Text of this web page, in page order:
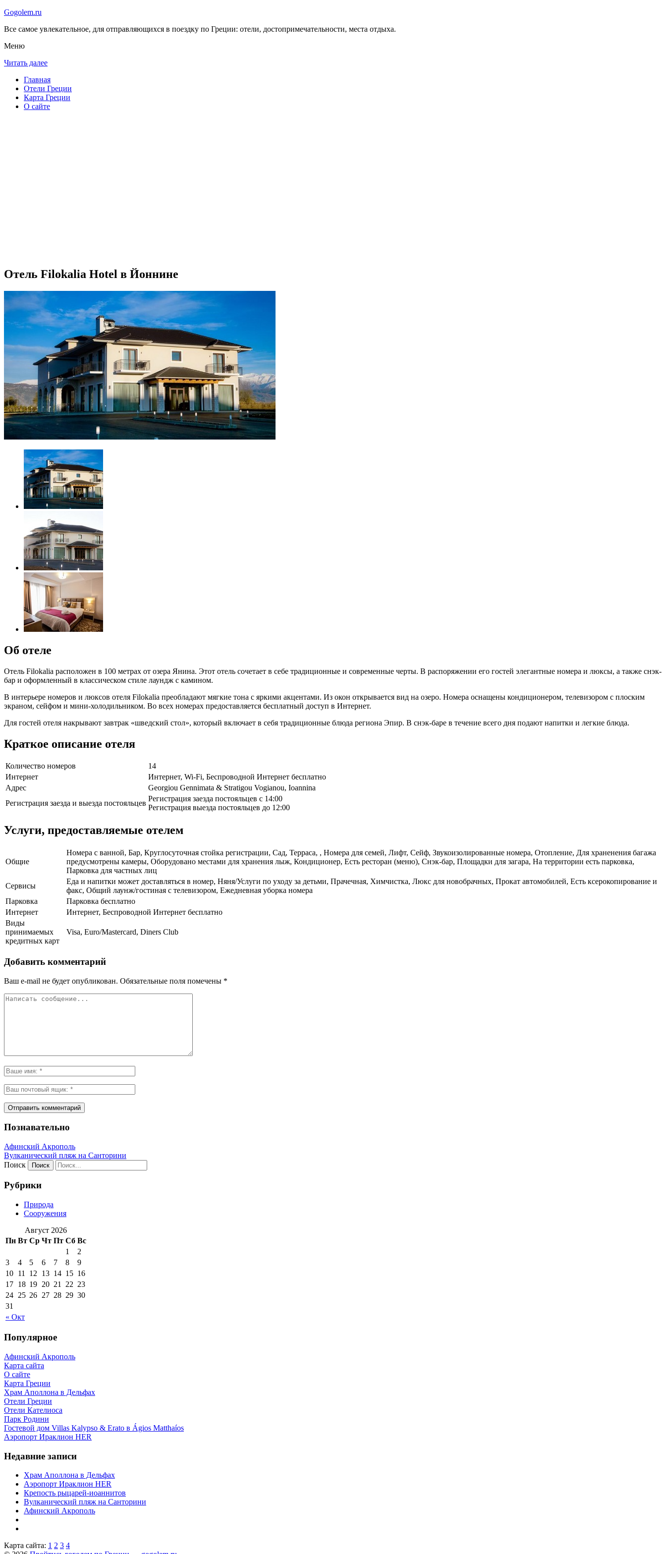
Gogolem.ru
Все самое увлекательное, для отправляющихся в поездку по Греции: отели, достопримечательности, места отдыха.
Меню
Читать далее
Главная
Отели Греции
Карта Греции
О сайте
Отель Filokalia Hotel в Йоннине
Об отеле
Отель Filokalia расположен в 100 метрах от озера Янина. Этот отель сочетает в себе традиционные и современные черты. В распоряжении его гостей элегантные номера и люксы, а также снэк-
бар и оформленный в классическом стиле лаундж с камином.
В интерьере номеров и люксов отеля Filokalia преобладают мягкие тона с яркими акцентами. Из окон открывается вид на озеро. Номера оснащены кондиционером, телевизором с плоским
экраном, сейфом и мини-холодильником. Во всех номерах предоставляется бесплатный доступ в Интернет.
Для гостей отеля накрывают завтрак «шведский стол», который включает в себя традиционные блюда региона Эпир. В снэк-баре в течение всего дня подают напитки и легкие блюда.
Краткое описание отеля
Количество номеров
14
Интернет
Интернет, Wi-Fi, Беспроводной Интернет бесплатно
Адрес
Georgiou Gennimata & Stratigou Vogianou, Ioannina
Регистрация заезда и выезда постояльцев
Регистрация заезда постояльцев с 14:00
Регистрация выезда постояльцев до 12:00
Услуги, предоставляемые отелем
Общие
Номера с ванной, Бар, Круглосуточная стойка регистрации, Сад, Терраса, , Номера для семей, Лифт, Сейф, Звукоизолированные номера, Отопление, Для храненения багажа
предусмотрены камеры, Оборудовано местами для хранения лыж, Кондиционер, Есть ресторан (меню), Снэк-бар, Площадки для загара, На территории есть парковка,
Парковка для частных лиц
Сервисы
Еда и напитки может доставляться в номер, Няня/Услуги по уходу за детьми, Прачечная, Химчистка, Люкс для новобрачных, Прокат автомобилей, Есть ксерокопирование и
факс, Общий лаунж/гостиная с телевизором, Ежедневная уборка номера
Парковка
Парковка бесплатно
Интернет
Интернет, Беспроводной Интернет бесплатно
Виды
принимаемых
кредитных карт
Visa, Euro/Mastercard, Diners Club
Добавить комментарий
Ваш e-mail не будет опубликован. Обязательные поля помечены *
Познавательно
Афинский Акрополь
Вулканический пляж на Санторини
Поиск
Рубрики
Природа
Сооружения
Август 2026
Пн Вт Ср Чт Пт Сб Вс
« Окт
1
2
3
4 5 6 7 8
9
10 11 12 13 14 15 16
17 18 19 20 21 22 23
24 25 26 27 28 29 30
31
Популярное
Афинский Акрополь
Карта сайта
О сайте
Карта Греции
Храм Аполлона в Дельфах
Отели Греции
Отели Кателиоса
Парк Родини
Гостевой дом Villas Kalypso & Erato в Ágios Matthaíos
Аэропорт Ираклион HER
Недавние записи
Храм Аполлона в Дельфах
Аэропорт Ираклион HER
Крепость рыцарей-иоаннитов
Вулканический пляж на Санторини
Афинский Акрополь
Карта сайта: 1 2 3 4